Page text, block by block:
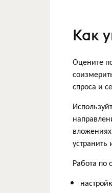
Как
Оцените
спроса и
Работа